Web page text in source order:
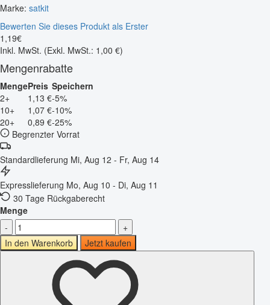
Marke: satkit
Bewerten Sie dieses Produkt als Erster
1 ,19€
Inkl. MwSt. (Exkl. MwSt.: 1,00 €)
Mengenrabatte
MengePreis Speichern
2+
1,13 €-5%
10+
1,07 €-10%
20+
0,89 €-25%
Begrenzter Vorrat
Standardlieferung Mi, Aug 12 - Fr, Aug 14
Expresslieferung Mo, Aug 10 - Di, Aug 11
30 Tage Rückgaberecht
Menge
-
+
In den Warenkorb
Jetzt kaufen